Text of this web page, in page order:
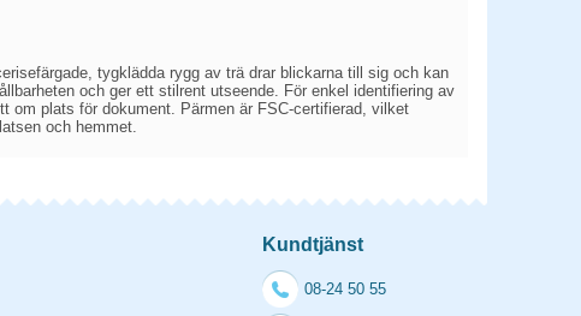
tygklädda rygg av trä drar blickarna till sig och kan
och ger ett stilrent utseende. För enkel identifiering av
om plats för dokument. Pärmen är FSC-certifierad, vilket
och hemmet.
Kundtjänst
08-24 50 55